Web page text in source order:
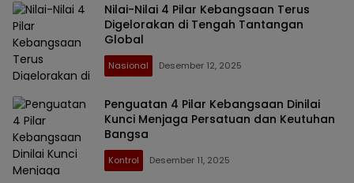
Nilai-Nilai 4 Pilar Kebangsaan Terus
Digelorakan di Tengah Tantangan
Global
Nasional Desember 12, 2025
Penguatan 4 Pilar Kebangsaan Dinilai
Kunci Menjaga Persatuan dan Keutuhan
Bangsa
Kontrol Desember 11, 2025